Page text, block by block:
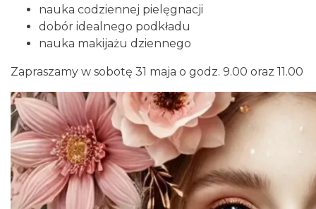
Piłkarski Piknik
Istebna
2026-08-22
0.71 km
nauka codziennej pielęgnacji
dobór idealnego podkładu
nauka makijażu dziennego
Zapraszamy w sobotę 31 maja o godz. 9.00 oraz 11.00